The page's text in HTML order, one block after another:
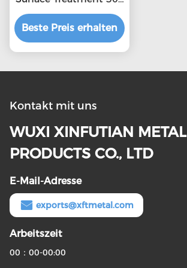
2b Stainless Steel
Sheet
Beste Preis erhalten
Kontakt mit uns
WUXI XINFUTIAN METAL
PRODUCTS CO., LTD
E-Mail-Adresse
exports@xftmetal.com
Arbeitszeit
00：00-00:00